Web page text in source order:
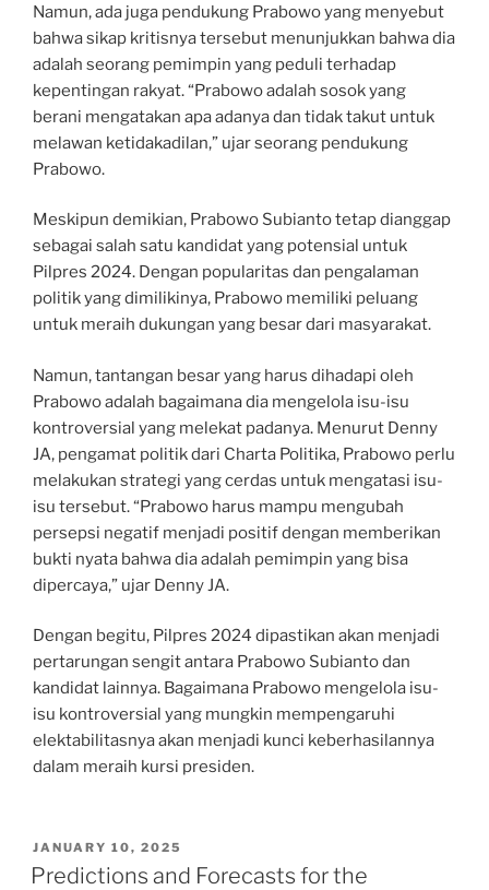
Namun, ada juga pendukung Prabowo yang menyebut
bahwa sikap kritisnya tersebut menunjukkan bahwa dia
adalah seorang pemimpin yang peduli terhadap
kepentingan rakyat. “Prabowo adalah sosok yang
berani mengatakan apa adanya dan tidak takut untuk
melawan ketidakadilan,” ujar seorang pendukung
Prabowo.
Meskipun demikian, Prabowo Subianto tetap dianggap
sebagai salah satu kandidat yang potensial untuk
Pilpres 2024. Dengan popularitas dan pengalaman
politik yang dimilikinya, Prabowo memiliki peluang
untuk meraih dukungan yang besar dari masyarakat.
Namun, tantangan besar yang harus dihadapi oleh
Prabowo adalah bagaimana dia mengelola isu-isu
kontroversial yang melekat padanya. Menurut Denny
JA, pengamat politik dari Charta Politika, Prabowo perlu
melakukan strategi yang cerdas untuk mengatasi isu-
isu tersebut. “Prabowo harus mampu mengubah
persepsi negatif menjadi positif dengan memberikan
bukti nyata bahwa dia adalah pemimpin yang bisa
dipercaya,” ujar Denny JA.
Dengan begitu, Pilpres 2024 dipastikan akan menjadi
pertarungan sengit antara Prabowo Subianto dan
kandidat lainnya. Bagaimana Prabowo mengelola isu-
isu kontroversial yang mungkin mempengaruhi
elektabilitasnya akan menjadi kunci keberhasilannya
dalam meraih kursi presiden.
POSTED
ON
JANUARY 10, 2025
Predictions and Forecasts for the